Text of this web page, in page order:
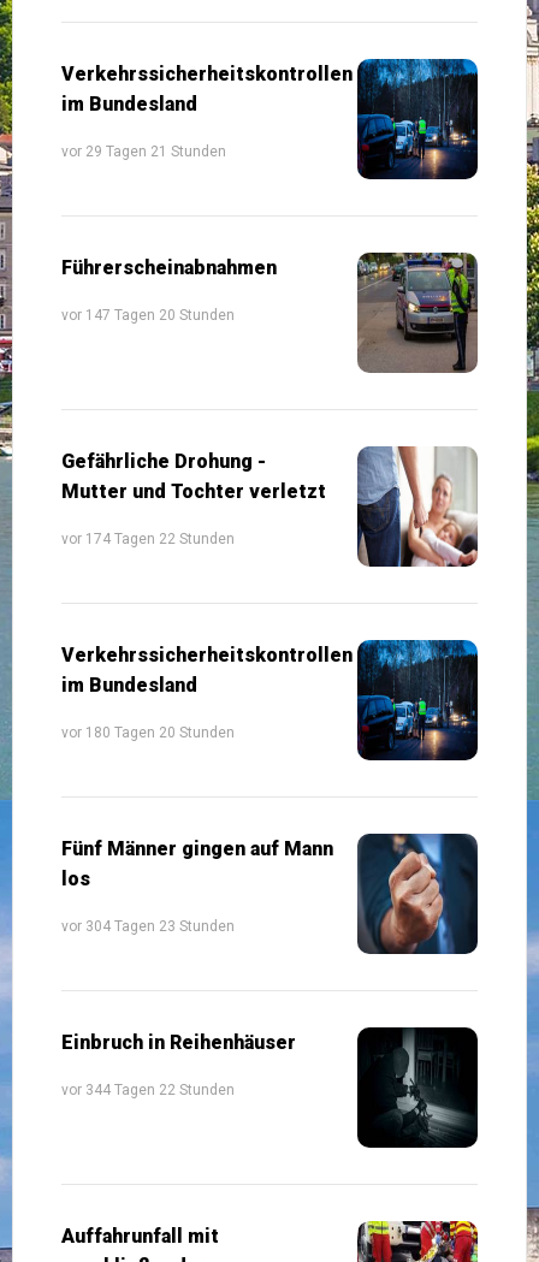
Verkehrssicherheitskontrollen
im Bundesland
vor 29 Tagen 21 Stunden
Führerscheinabnahmen
vor 147 Tagen 20 Stunden
Gefährliche Drohung -
Mutter und Tochter verletzt
vor 174 Tagen 22 Stunden
Verkehrssicherheitskontrollen
im Bundesland
vor 180 Tagen 20 Stunden
Fünf Männer gingen auf Mann
los
vor 304 Tagen 23 Stunden
Einbruch in Reihenhäuser
vor 344 Tagen 22 Stunden
Auffahrunfall mit